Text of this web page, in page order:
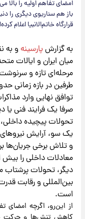
امضای تفاهم اولیه را بالا
باز هم سناریوی دیگری را
قرارگاه خاتم‌الانبیا‌ اعلام
به گزارشپارسینه و به
میان ایران و ایالات
مرحله‌ای تازه و
توافق نهایی وارد
صرفا یک فرایند فنی یا
تحولات پیچیده
یک سو، آرایش
و تلاش برخی جریان‌ها
معادلات داخلی را
دیگر، تحولات پرشتاب
بین‌المللی و رقابت
است.
از این‌رو، اگرچه امضای